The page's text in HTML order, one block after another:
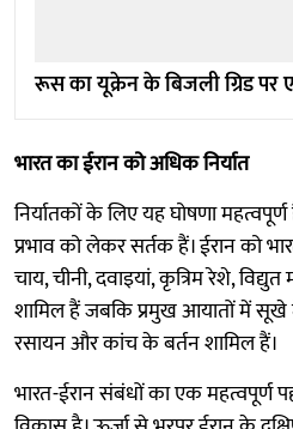
रूस का यूक्रेन के बिजली ग्रिड
भारत का ईरान को अधिक निर्यात
निर्यातकों के लिए यह घोषणा
प्रभाव को लेकर सर्तक हैं। ईरान को
चाय, चीनी, दवाइयां, कृत्रिम रेशे,
शामिल हैं जबकि प्रमुख आयातों में सूखे
रसायन और कांच के बर्तन शामिल हैं।
भारत-ईरान संबंधों का एक महत्वपूर्ण